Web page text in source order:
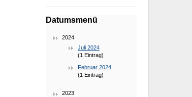
Datumsmenü
2024
Juli 2024
(1 Eintrag)
Februar 2024
(1 Eintrag)
2023